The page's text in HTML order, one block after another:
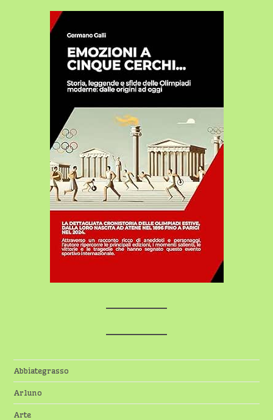
Abbiategrasso
Arluno
Arte